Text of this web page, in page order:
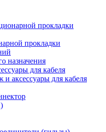
прокладки
прокладки
назначения
для кабеля
и аксессуары для кабеля